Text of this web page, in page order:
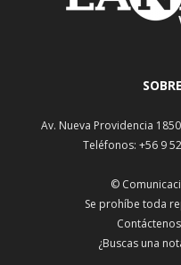
Av. Nueva Providencia
Teléfonos: +56 9
©
Se prohíbe toda
¿Buscas una